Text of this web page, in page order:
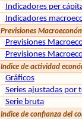
Indicadores per
Indicadores
Previsiones
Previsiones
Previsiones
Indice de actividad
Gráficos
Series ajustadas por
Serie bruta
Indice de confianza del